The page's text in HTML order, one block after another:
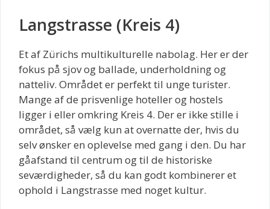
Langstrasse (Kreis 4)
Et af Zürichs multikulturelle nabolag. Her er der
fokus på sjov og ballade, underholdning og
natteliv. Området er perfekt til unge turister.
Mange af de prisvenlige hoteller og hostels
ligger i eller omkring Kreis 4. Der er ikke stille i
området, så vælg kun at overnatte der, hvis du
selv ønsker en oplevelse med gang i den. Du har
gåafstand til centrum og til de historiske
seværdigheder, så du kan godt kombinerer et
ophold i Langstrasse med noget kultur.